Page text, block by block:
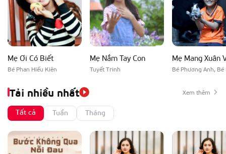
Mẹ Ơi Có Biết
Bé Phan Hiếu Kiên
Mẹ Nắm Tay Con
Tuyết Trinh
Mẹ Mang Xuân
Tải nhiều nhất Xem thêm
Tất cả Tuần Tháng